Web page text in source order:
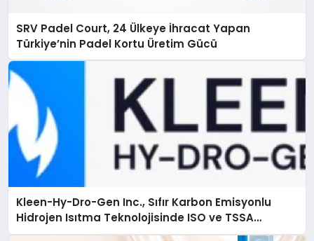
SRV Padel Court, 24 Ülkeye İhracat Yapan
Türkiye’nin Padel Kortu Üretim Gücü
Kleen-Hy-Dro-Gen Inc., Sıfır Karbon Emisyonlu
Hidrojen Isıtma Teknolojisinde ISO ve TSSA
Düzenleyici Onaylarını Aldı